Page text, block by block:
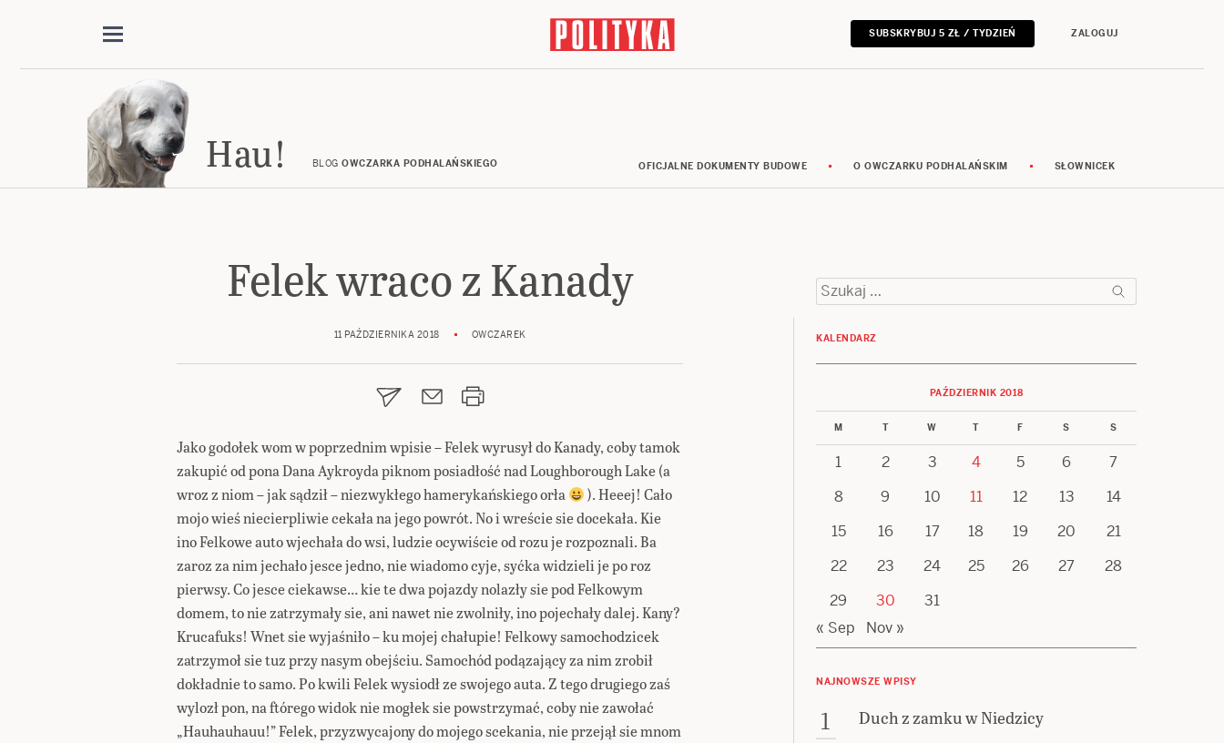
SUBSKRYBUJ 5 ZŁ / TYDZIEŃ ZALOGUJ
Hau! BLOG OWCZARKA PODHALAŃSKIEGO OFICJALNE DOKUMENTY BUDOWE O OWCZARKU PODHALAŃSKIM SŁOWNICEK
Felek wraco z Kanady
11 PAŹDZIERNIKA 2018 OWCZAREK
Jako godołek wom w poprzednim wpisie – Felek wyrusył do Kanady, coby tamok
zakupić od pona Dana Aykroyda piknom posiadłość nad Loughborough Lake (a
wroz z niom – jak sądził – niezwykłego hamerykańskiego orła
). Heeej! Cało
mojo wieś niecierpliwie cekała na jego powrót. No i wreście sie docekała. Kie
ino Felkowe auto wjechała do wsi, ludzie ocywiście od rozu je rozpoznali. Ba
zaroz za nim jechało jesce jedno, nie wiadomo cyje, syćka widzieli je po roz
pierwsy. Co jesce ciekawse… kie te dwa pojazdy nolazły sie pod Felkowym
domem, to nie zatrzymały sie, ani nawet nie zwolniły, ino pojechały dalej. Kany?
Krucafuks! Wnet sie wyjaśniło – ku mojej chałupie! Felkowy samochodzicek
zatrzymoł sie tuz przy nasym obejściu. Samochód podązający za nim zrobił
dokładnie to samo. Po kwili Felek wysiodł ze swojego auta. Z tego drugiego zaś
wylozł pon, na ftórego widok nie mogłek sie powstrzymać, coby nie zawołać
„Hauhauhauu!” Felek, przyzwycajony do mojego scekania, nie przejął sie mnom
Szukaj:
KALENDARZ
PAŹDZIERNIK 2018
M T W T F S S
1 2 3 4 5 6
7
8
9 10 11 12 13
14
15
16 17 18 19 20
21
22
23 24 25 26 27
28
29
30
31
« Sep
Nov »
NAJNOWSZE WPISY
1 Duch z zamku w Niedzicy